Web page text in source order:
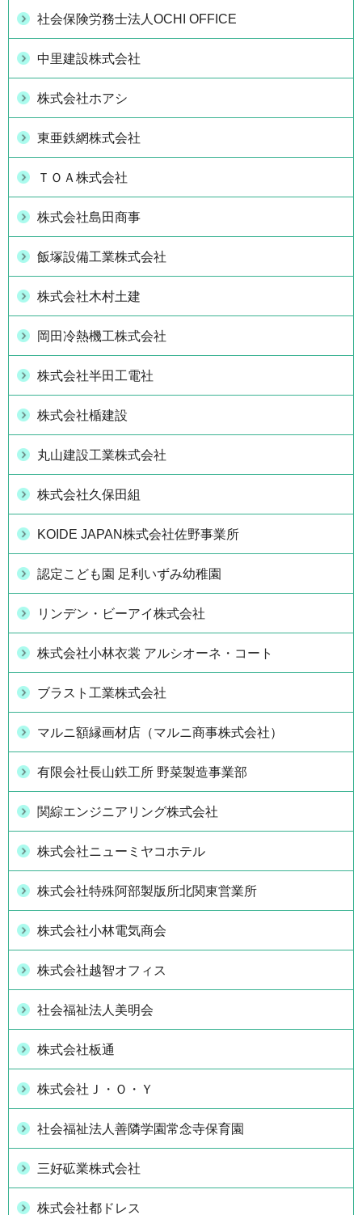
社会保険労務士法人OCHI OFFICE
中里建設株式会社
株式会社ホアシ
東亜鉄網株式会社
ＴＯＡ株式会社
株式会社島田商事
飯塚設備工業株式会社
株式会社木村土建
岡田冷熱機工株式会社
株式会社半田工電社
株式会社楯建設
丸山建設工業株式会社
株式会社久保田組
KOIDE JAPAN株式会社佐野事業所
認定こども園 足利いずみ幼稚園
リンデン・ビーアイ株式会社
株式会社小林衣裳 アルシオーネ・コート
ブラスト工業株式会社
マルニ額縁画材店（マルニ商事株式会社）
有限会社長山鉄工所 野菜製造事業部
関綜エンジニアリング株式会社
株式会社ニューミヤコホテル
株式会社特殊阿部製版所北関東営業所
株式会社小林電気商会
株式会社越智オフィス
社会福祉法人美明会
株式会社板通
株式会社Ｊ・Ｏ・Ｙ
社会福祉法人善隣学園常念寺保育園
三好砿業株式会社
株式会社都ドレス